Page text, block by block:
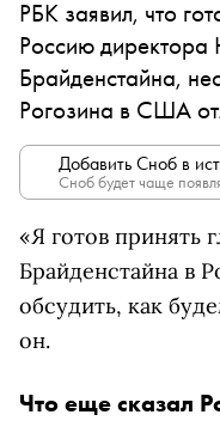
РБК заявил, что
Россию
Брайденстайна,
Рогозина в США
Добавить Сноб в
Сноб будет чаще
«Я готов принять
Брайденстайна в
обсудить, как
он.
Что еще сказал